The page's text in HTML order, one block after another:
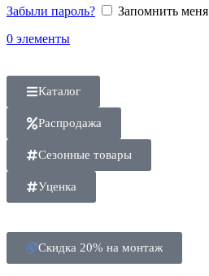
Забыли пароль?
Запомнить меня
0 элементы
Каталог
Распродажа
Сезонные товары
Уценка
Скидка 20% на монтаж